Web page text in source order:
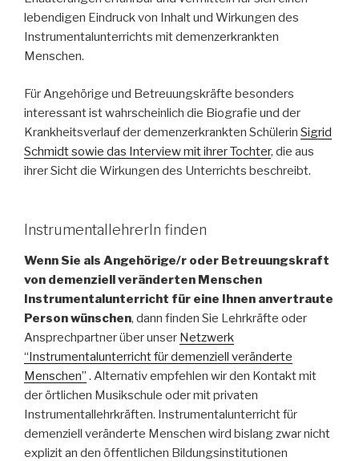
lebendigen Eindruck von Inhalt und Wirkungen des
Instrumentalunterrichts mit demenzerkrankten
Menschen.
Für Angehörige und Betreuungskräfte besonders
interessant ist wahrscheinlich die Biografie und der
Krankheitsverlauf der demenzerkrankten Schülerin Sigrid
Schmidt sowie das Interview mit ihrer Tochter, die aus
ihrer Sicht die Wirkungen des Unterrichts beschreibt.
InstrumentallehrerIn finden
Wenn Sie als Angehörige/r oder Betreuungskraft
von demenziell veränderten Menschen
Instrumentalunterricht für eine Ihnen anvertraute
Person wünschen, dann finden Sie Lehrkräfte oder
Ansprechpartner über unser Netzwerk
“Instrumentalunterricht für demenziell veränderte
Menschen” . Alternativ empfehlen wir den Kontakt mit
der örtlichen Musikschule oder mit privaten
Instrumentallehrkräften. Instrumentalunterricht für
demenziell veränderte Menschen wird bislang zwar nicht
explizit an den öffentlichen Bildungsinstitutionen